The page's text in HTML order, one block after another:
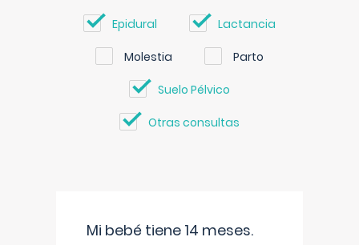
Epidural Lactancia
Molestia Parto
Suelo Pélvico
Otras consultas
Mi bebé tiene 14 meses.